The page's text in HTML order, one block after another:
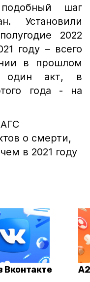
шаг
Установили
2022
году – всего
в прошлом
один акт, в
года - на
о смерти,
в 2021 году
Вконтакте